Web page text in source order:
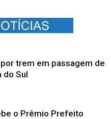
trem em passagem de
do Sul
o Prêmio Prefeito